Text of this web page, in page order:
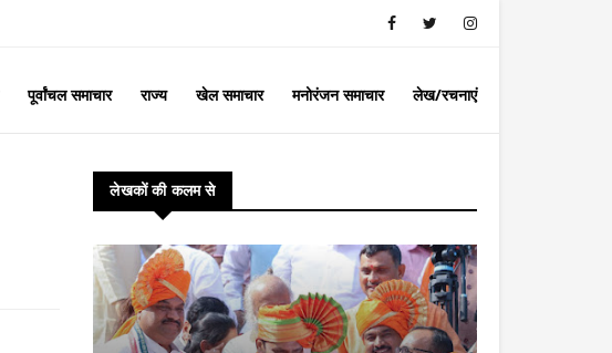
पूर्वांचल समाचार राज्य खेल समाचार मनोरंजन समाचार लेख/रचनाएं
लेखकों की कलम से